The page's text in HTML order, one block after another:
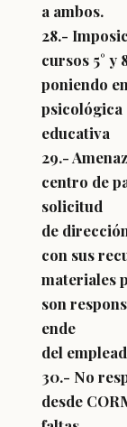
a ambos.
28.-
cursos 5° y
poniendo
psicológica
educativa
29.-
centro de
solicitud
de
con sus
materiales
son
ende
del
30.- No
desde